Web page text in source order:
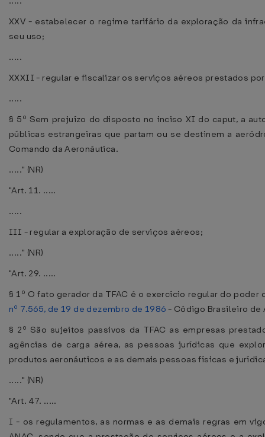
XXV - estabelecer o regime tarifário da exploração da
seu uso;
.....
XXXII - regular e fiscalizar os serviços aéreos prestados
.....
§ 5º Sem prejuízo do disposto no inciso XI do caput, a
públicas estrangeiras que partam ou se destinem a
Comando da Aeronáutica.
....." (NR)
"Art. 11. .....
.....
III - regular a exploração de serviços aéreos;
....." (NR)
"Art. 29. .....
§ 1º O fato gerador da TFAC é o exercício regular do
nº 7.565, de 19 de dezembro de 1986 - Código Brasileiro de
§ 2º São sujeitos passivos da TFAC as empresas
agências de carga aérea, as pessoas jurídicas que
produtos aeronáuticos e as demais pessoas físicas e
....." (NR)
"Art. 47. .....
I - os regulamentos, as normas e as demais regras em